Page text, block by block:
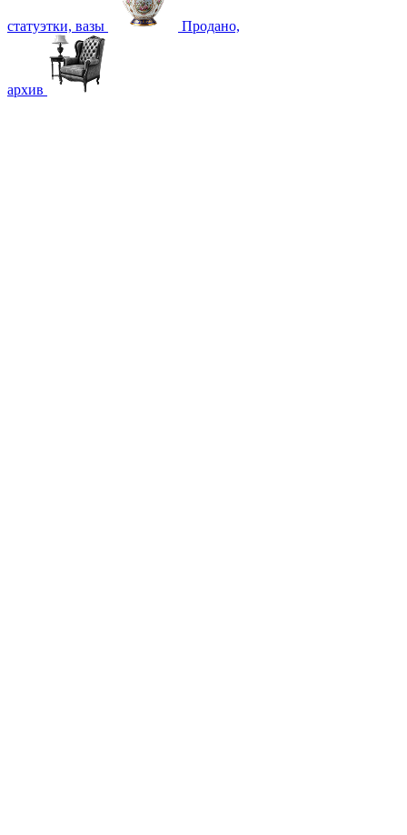
статуэтки, вазы Продано,
архив